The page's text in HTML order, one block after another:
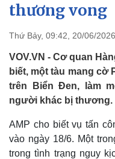
Quốc hội
Nhận diện sự thật
thương vong
Thứ Bảy, 09:42, 20/06/2026
VOV.VN - Cơ quan
biết, một tàu mang cờ
trên Biển Đen, làm
người khác bị thương.
AMP cho biết vụ tấn
vào ngày 18/6. Một
trong tình trạng nguy